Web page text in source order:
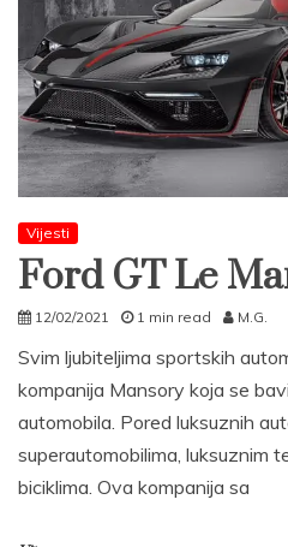
Vijesti
Ford GT Le
12/02/2021 1 min read M.G.
Svim ljubiteljima sportskih
kompanija Mansory koja se
automobila. Pored luksuznih
superautomobilima, luksuznim
biciklima. Ova kompanija sa